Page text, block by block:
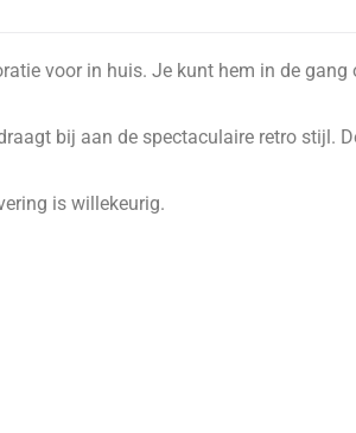
voor in huis. Je kunt hem in de gang
bij aan de spectaculaire retro stijl.
is willekeurig.